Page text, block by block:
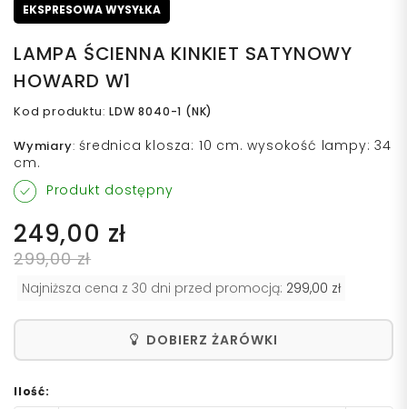
EKSPRESOWA WYSYŁKA
LAMPA ŚCIENNA KINKIET SATYNOWY
HOWARD W1
Kod produktu:LDW 8040-1 (NK)
Wymiary: średnica klosza: 10 cm. wysokość lampy: 34
cm.
Produkt dostępny
249,00 zł
299,00 zł
Najniższa cena z 30 dni przed promocją: 299,00 zł
DOBIERZ ŻARÓWKI
Ilość: